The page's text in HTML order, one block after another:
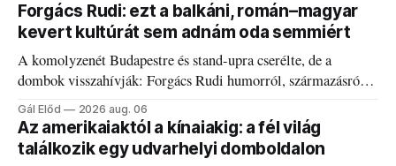
Forgács Rudi: ezt a balkáni, román–magyar
kevert kultúrát sem adnám oda semmiért
A komolyzenét Budapestre és stand-upra cserélte, de a
dombok visszahívják: Forgács Rudi humorról, származásról
és határokról.
Gál Előd 2026 aug. 06
Az amerikaiaktól a kínaiakig: a fél világ
találkozik egy udvarhelyi domboldalon